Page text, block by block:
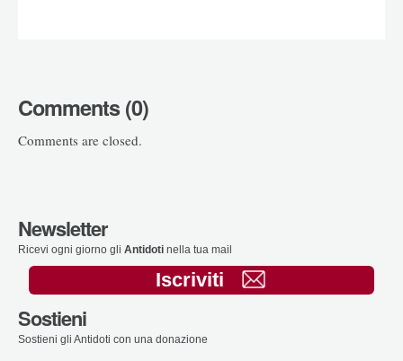
Comments (0)
Comments are closed.
Newsletter
Ricevi ogni giorno gli Antidoti nella tua mail
Iscriviti
Sostieni
Sostieni gli Antidoti con una donazione